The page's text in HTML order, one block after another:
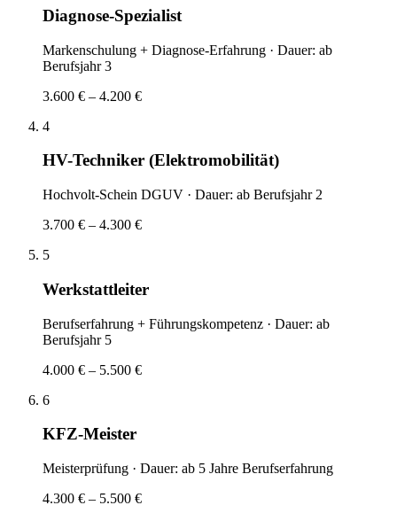
Diagnose-Spezialist
Markenschulung + Diagnose-Erfahrung · Dauer: ab
Berufsjahr 3
3.600 € – 4.200 €
4
HV-Techniker (Elektromobilität)
Hochvolt-Schein DGUV · Dauer: ab Berufsjahr 2
3.700 € – 4.300 €
5
Werkstattleiter
Berufserfahrung + Führungskompetenz · Dauer: ab
Berufsjahr 5
4.000 € – 5.500 €
6
KFZ-Meister
Meisterprüfung · Dauer: ab 5 Jahre Berufserfahrung
4.300 € – 5.500 €